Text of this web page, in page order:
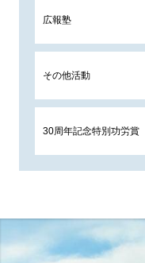
広報塾
その他活動
30周年記念特別功労賞